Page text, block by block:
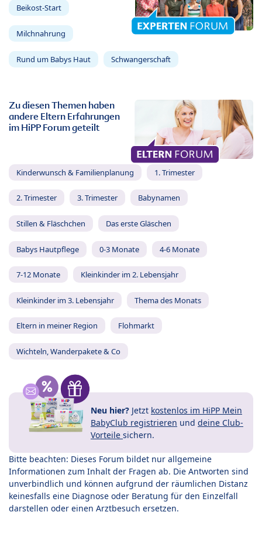
Beikost-Start
Milchnahrung
Rund um Babys Haut Schwangerschaft
Zu diesen Themen haben
andere Eltern Erfahrungen
im HiPP Forum geteilt
Kinderwunsch & Familienplanung 1. Trimester
2. Trimester 3. Trimester Babynamen
Stillen & Fläschchen Das erste Gläschen
Babys Hautpflege 0-3 Monate 4-6 Monate
7-12 Monate Kleinkinder im 2. Lebensjahr
Kleinkinder im 3. Lebensjahr Thema des Monats
Eltern in meiner Region Flohmarkt
Wichteln, Wanderpakete & Co
Neu hier? Jetzt kostenlos im HiPP Mein
BabyClub registrieren und deine Club-
Vorteile sichern.
Bitte beachten: Dieses Forum bildet nur allgemeine
Informationen zum Inhalt der Fragen ab. Die Antworten sind
unverbindlich und können aufgrund der räumlichen Distanz
keinesfalls eine Diagnose oder Beratung für den Einzelfall
darstellen oder einen Arztbesuch ersetzen.